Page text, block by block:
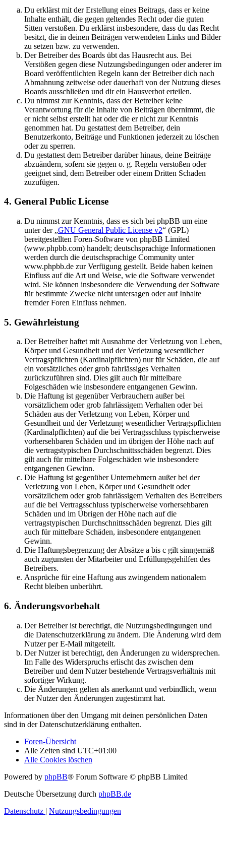
Du erklärst mit der Erstellung eines Beitrags, dass er keine
Inhalte enthält, die gegen geltendes Recht oder die guten
Sitten verstoßen. Du erklärst insbesondere, dass du das Recht
besitzt, die in deinen Beiträgen verwendeten Links und Bilder
zu setzen bzw. zu verwenden.
Der Betreiber des Boards übt das Hausrecht aus. Bei
Verstößen gegen diese Nutzungsbedingungen oder anderer im
Board veröffentlichten Regeln kann der Betreiber dich nach
Abmahnung zeitweise oder dauerhaft von der Nutzung dieses
Boards ausschließen und dir ein Hausverbot erteilen.
Du nimmst zur Kenntnis, dass der Betreiber keine
Verantwortung für die Inhalte von Beiträgen übernimmt, die
er nicht selbst erstellt hat oder die er nicht zur Kenntnis
genommen hat. Du gestattest dem Betreiber, dein
Benutzerkonto, Beiträge und Funktionen jederzeit zu löschen
oder zu sperren.
Du gestattest dem Betreiber darüber hinaus, deine Beiträge
abzuändern, sofern sie gegen o. g. Regeln verstoßen oder
geeignet sind, dem Betreiber oder einem Dritten Schaden
zuzufügen.
4. General Public License
Du nimmst zur Kenntnis, dass es sich bei phpBB um eine
unter der „GNU General Public License v2“ (GPL)
bereitgestellten Foren-Software von phpBB Limited
(www.phpbb.com) handelt; deutschsprachige Informationen
werden durch die deutschsprachige Community unter
www.phpbb.de zur Verfügung gestellt. Beide haben keinen
Einfluss auf die Art und Weise, wie die Software verwendet
wird. Sie können insbesondere die Verwendung der Software
für bestimmte Zwecke nicht untersagen oder auf Inhalte
fremder Foren Einfluss nehmen.
5. Gewährleistung
Der Betreiber haftet mit Ausnahme der Verletzung von Leben,
Körper und Gesundheit und der Verletzung wesentlicher
Vertragspflichten (Kardinalpflichten) nur für Schäden, die auf
ein vorsätzliches oder grob fahrlässiges Verhalten
zurückzuführen sind. Dies gilt auch für mittelbare
Folgeschäden wie insbesondere entgangenen Gewinn.
Die Haftung ist gegenüber Verbrauchern außer bei
vorsätzlichem oder grob fahrlässigem Verhalten oder bei
Schäden aus der Verletzung von Leben, Körper und
Gesundheit und der Verletzung wesentlicher Vertragspflichten
(Kardinalpflichten) auf die bei Vertragsschluss typischerweise
vorhersehbaren Schäden und im übrigen der Höhe nach auf
die vertragstypischen Durchschnittsschäden begrenzt. Dies
gilt auch für mittelbare Folgeschäden wie insbesondere
entgangenen Gewinn.
Die Haftung ist gegenüber Unternehmern außer bei der
Verletzung von Leben, Körper und Gesundheit oder
vorsätzlichem oder grob fahrlässigem Verhalten des Betreibers
auf die bei Vertragsschluss typischerweise vorhersehbaren
Schäden und im Übrigen der Höhe nach auf die
vertragstypischen Durchschnittsschäden begrenzt. Dies gilt
auch für mittelbare Schäden, insbesondere entgangenen
Gewinn.
Die Haftungsbegrenzung der Absätze a bis c gilt sinngemäß
auch zugunsten der Mitarbeiter und Erfüllungsgehilfen des
Betreibers.
Ansprüche für eine Haftung aus zwingendem nationalem
Recht bleiben unberührt.
6. Änderungsvorbehalt
Der Betreiber ist berechtigt, die Nutzungsbedingungen und
die Datenschutzerklärung zu ändern. Die Änderung wird dem
Nutzer per E-Mail mitgeteilt.
Der Nutzer ist berechtigt, den Änderungen zu widersprechen.
Im Falle des Widerspruchs erlischt das zwischen dem
Betreiber und dem Nutzer bestehende Vertragsverhältnis mit
sofortiger Wirkung.
Die Änderungen gelten als anerkannt und verbindlich, wenn
der Nutzer den Änderungen zugestimmt hat.
Informationen über den Umgang mit deinen persönlichen Daten
sind in der Datenschutzerklärung enthalten.
Foren-Übersicht
Alle Zeiten sind UTC+01:00
Alle Cookies löschen
Powered by phpBB® Forum Software © phpBB Limited
Deutsche Übersetzung durch phpBB.de
Datenschutz | Nutzungsbedingungen